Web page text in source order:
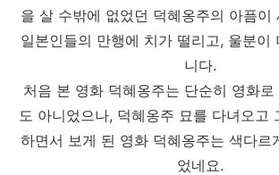
을 살 수밖에 없었던 덕혜옹주의 아픔이
일본인들의 만행에 치가 떨리고, 울분이
니다.
처음 본 영화 덕혜옹주는 단순히 영화
도 아니었으나, 덕혜옹주 묘를 다녀오고
하면서 보게 된 영화 덕혜옹주는 색다르
었네요.